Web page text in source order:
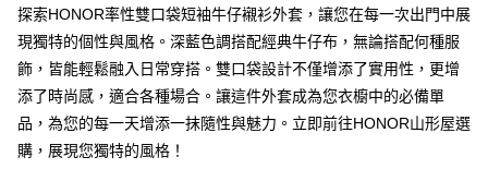
運送方式
全家取貨付款 -訂單滿 $2000 元即享免運服務，未滿則另收
$80 元物流費用。
每筆NT$80，滿NT$2,000(含以上)免運費
探索HONOR率性雙口袋短袖牛仔襯衫外套，讓您在每一次出門中展
現獨特的個性與風格。深藍色調搭配經典牛仔布，無論搭配何種服
飾，皆能輕鬆融入日常穿搭。雙口袋設計不僅增添了實用性，更增
添了時尚感，適合各種場合。讓這件外套成為您衣櫥中的必備單
品，為您的每一天增添一抹隨性與魅力。立即前往HONOR山形屋選
購，展現您獨特的風格！